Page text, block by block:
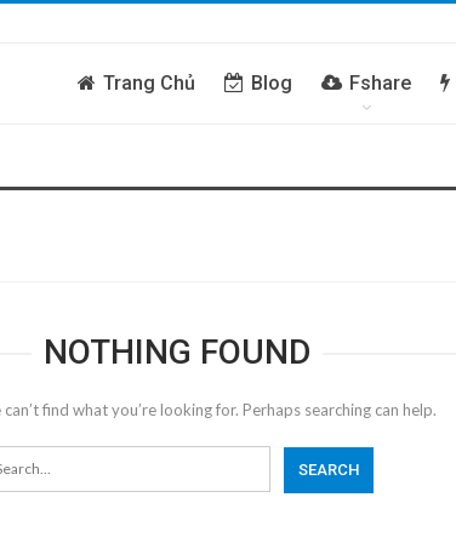
Trang Chủ Blog Fshare
NOTHING FOUND
can’t find what you’re looking for. Perhaps searching can help.